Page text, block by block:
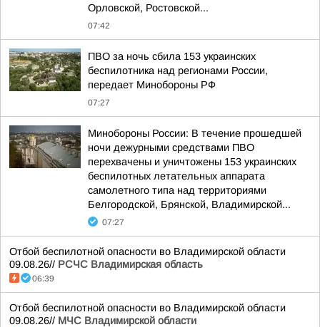
Орловской, Ростовской...
07:42
ПВО за ночь сбила 153 украинских
беспилотника над регионами России,
передает Минобороны РФ
07:27
Минобороны России: В течение прошедшей
ночи дежурными средствами ПВО
перехвачены и уничтожены 153 украинских
беспилотных летательных аппарата
самолетного типа над территориями
Белгородской, Брянской, Владимирской...
07:27
Отбой беспилотной опасности во Владимирской области
09.08.26// РСЧС Владимирская область
06:39
Отбой беспилотной опасности во Владимирской области
09.08.26// МЧС Владимирской области